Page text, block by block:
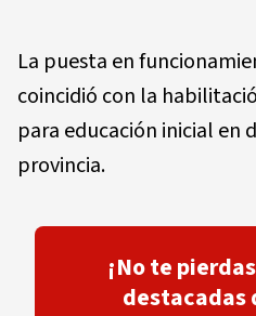
La puesta en
coincidió con la
para educación inicial en
provincia.
¡No te
destacadas